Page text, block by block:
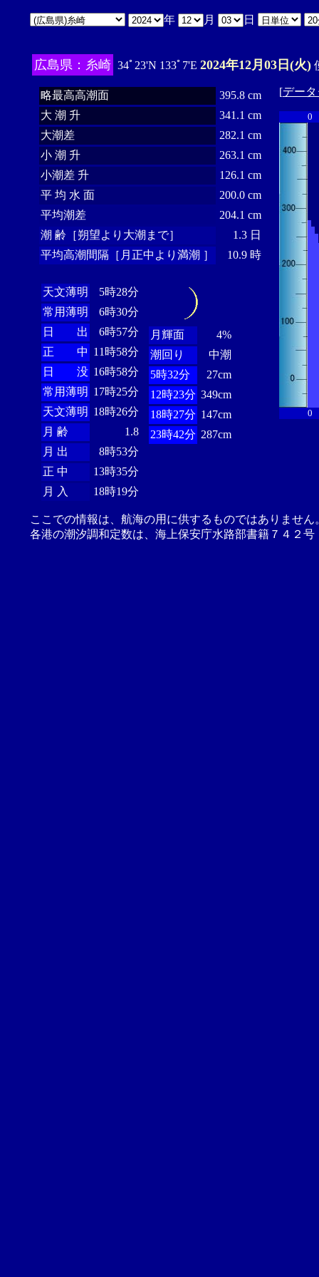
年 月 日
広島県：糸崎 34ﾟ23'N 133ﾟ7'E 2024年12月03日(火)
略最高高潮面
395.8 cm
大 潮 升
341.1 cm
大潮差
282.1 cm
小 潮 升
263.1 cm
小潮差 升
126.1 cm
平 均 水 面
200.0 cm
平均潮差
204.1 cm
潮 齢［朔望より大潮まで］
1.3 日
平均高潮間隔［月正中より満潮 ］
10.9 時
天文薄明
5時28分
常用薄明
6時30分
日 出
6時57分
正 中 11時58分
日 没 16時58分
常用薄明 17時25分
天文薄明 18時26分
月 齢
1.8
月 出
8時53分
正 中
13時35分
月 入
18時19分
月輝面
4%
潮回り
中潮
5時32分
27cm
12時23分 349cm
18時27分 147cm
23時42分 287cm
[デー
0
0
ここでの情報は、航海の用に供するものではありませ
各港の潮汐調和定数は、海上保安庁水路部書籍７４２